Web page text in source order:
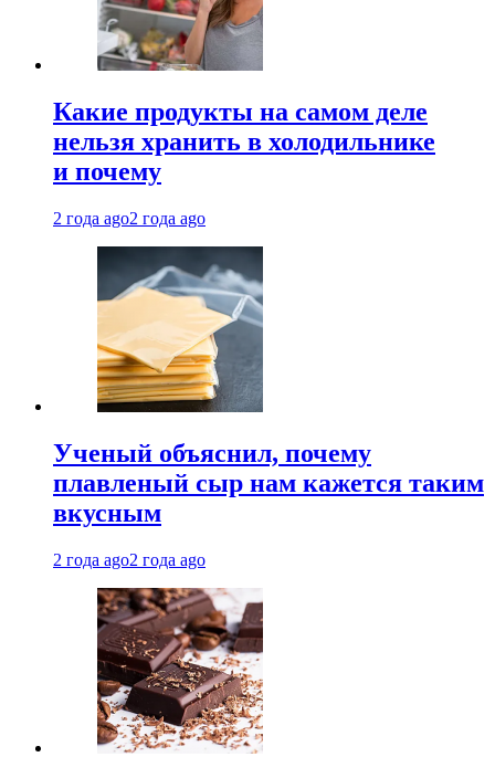
Какие продукты на самом деле
нельзя хранить в холодильнике
и почему
2 года ago2 года ago
Ученый объяснил, почему
плавленый сыр нам кажется таким
вкусным
2 года ago2 года ago